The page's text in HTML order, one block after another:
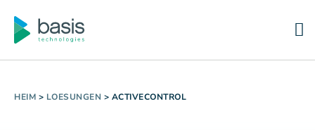
HEIM > LOESUNGEN > ACTIVECONTROL